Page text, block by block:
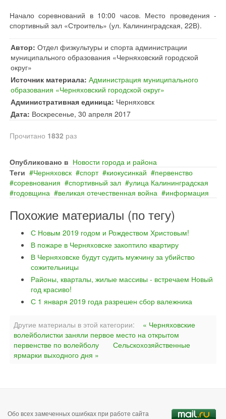
Начало соревнований в 10:00 часов. Место проведения -
спортивный зал «Строитель» (ул. Калининградская, 22В).
Автор: Отдел физкультуры и спорта администрации
муниципального образования «Черняховский городской
округ»
Источник материала: Администрация муниципального
образования «Черняховский городской округ»
Административная единица: Черняховск
Дата: Воскресенье, 30 апреля 2017
Прочитано 1832 раз
Опубликовано в Новости города и района
Теги
Черняховск спорт киокусинкай
первенство
соревнования
спортивный зал
улица Калининградская
годовщина
великая отечественная война информация
Похожие материалы (по тегу)
С Новым 2019 годом и Рождеством Христовым!
В пожаре в Черняховске закоптило квартиру
В Черняховске будут судить мужчину за убийство
сожительницы
Районы, кварталы, жилые массивы - встречаем Новый
год красиво!
С 1 января 2019 года разрешен сбор валежника
Другие материалы в этой категории:
« Черняховские
волейболистки заняли первое место на открытом
первенстве по волейболу
Сельскохозяйственные
ярмарки выходного дня »
Обо всех замеченных ошибках при работе сайта